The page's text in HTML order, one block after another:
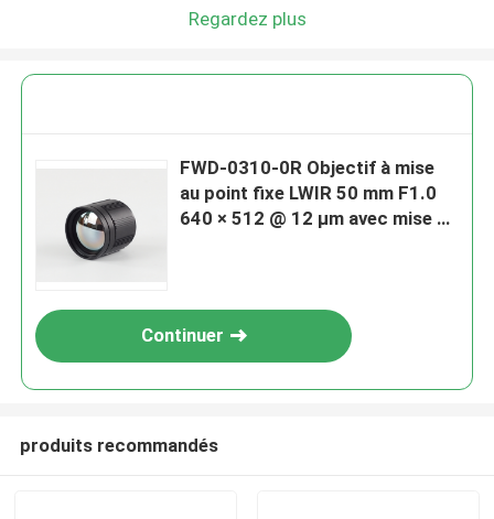
Regardez plus
FWD-0310-0R Objectif à mise
au point fixe LWIR 50 mm F1.0
640 × 512 @ 12 μm avec mise à
Continuer
produits recommandés